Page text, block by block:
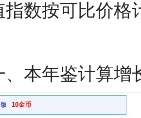
指数按可比价格
、本年鉴计算增
10金币